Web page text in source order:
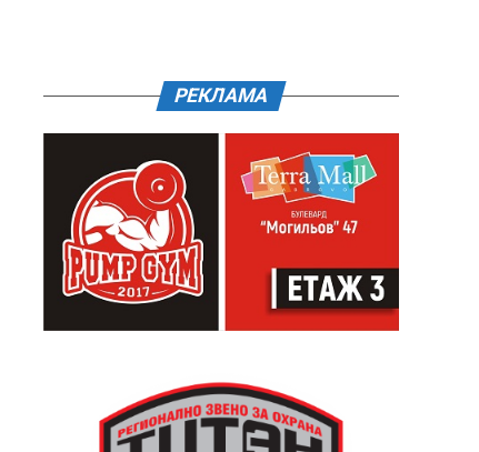
РЕКЛАМА